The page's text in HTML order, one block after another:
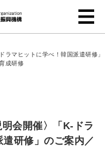
ラマヒットに学べ！韓国派遣研修」
成研修
明会開催〉「K-ドラ
研修」のご案内／